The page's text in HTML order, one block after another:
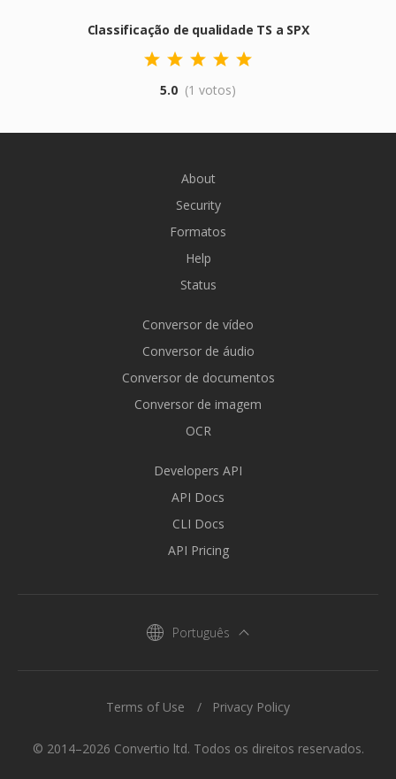
Classificação de qualidade TS a SPX
5.0 (1 votos)
About
Security
Formatos
Help
Status
Conversor de vídeo
Conversor de áudio
Conversor de documentos
Conversor de imagem
OCR
Developers API
API Docs
CLI Docs
API Pricing
Português
© 2014–2026 Convertio ltd. Todos os direitos reservados.
Terms of Use Privacy Policy